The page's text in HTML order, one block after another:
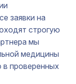
заявки на
строгую
мы
медицины
проверенных